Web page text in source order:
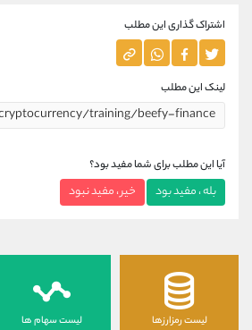
اشتراک گذاری این مطلب
لینک این مطلب
آیا این مطلب برای شما مفید بود؟
بله ، مفید بود خیر ، مفید نبود
لیست رمزارزها لیست سهام ها